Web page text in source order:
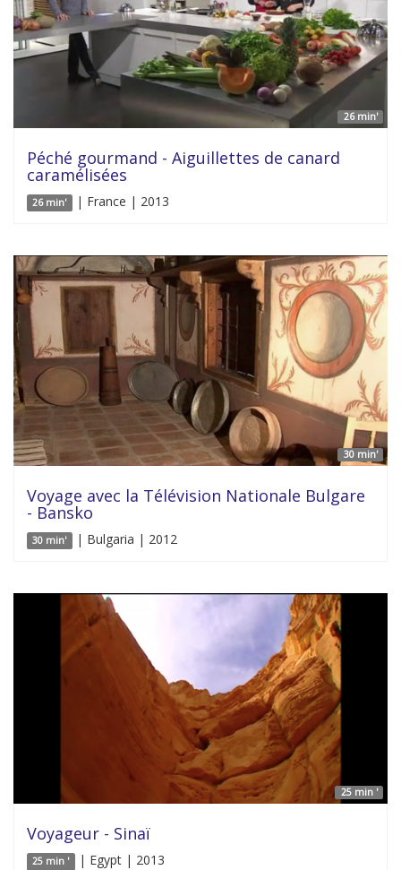
26 min'
Péché gourmand - Aiguillettes de canard
caramélisées
26 min' | France | 2013
30 min'
Voyage avec la Télévision Nationale Bulgare
- Bansko
30 min' | Bulgaria | 2012
25 min '
Voyageur - Sinaï
25 min ' | Egypt | 2013